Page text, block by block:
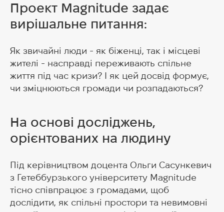
Проект Magnitude задає
вирішальне питання:
Як звичайні люди - як біженці, так і місцеві
жителі - насправді переживають спільне
життя під час кризи? І як цей досвід формує,
чи зміцнюються громади чи розпадаються?
На основі досліджень,
орієнтованих на людину
Під керівництвом доцента Ольги Сасункевич
з Гетеббурзького університету Magnitude
тісно співпрацює з громадами, щоб
дослідити, як спільні простори та невимовні